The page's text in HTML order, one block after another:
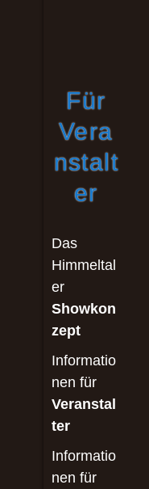
Für
Vera
nstalt
er
Das
Himmeltal
er
Showkon
zept
Informatio
nen für
Veranstal
ter
Informatio
nen für